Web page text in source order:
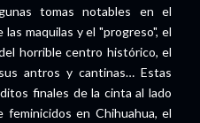
tomas notables en el
maquilas y el "progreso", el
horrible centro histórico, el
antros y cantinas… Estas
finales de la cinta al lado
en Chihuahua, el